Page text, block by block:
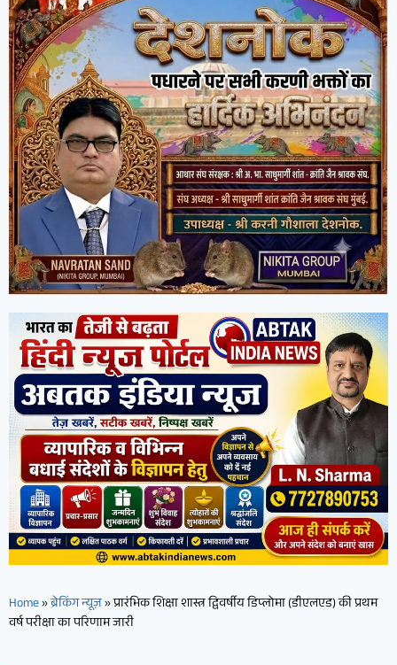
Home»ब्रेकिंग न्यूज़»प्रारंभिक शिक्षा शास्त्र द्विवर्षीय डिप्लोमा (डीएलएड) की प्रथम
वर्ष परीक्षा का परिणाम जारी